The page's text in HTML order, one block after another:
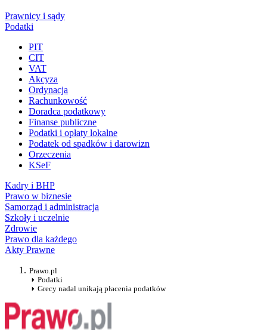
Prawnicy i sądy
Podatki
PIT
CIT
VAT
Akcyza
Ordynacja
Rachunkowość
Doradca podatkowy
Finanse publiczne
Podatki i opłaty lokalne
Podatek od spadków i darowizn
Orzeczenia
KSeF
Kadry i BHP
Prawo w biznesie
Samorząd i administracja
Szkoły i uczelnie
Zdrowie
Prawo dla każdego
Akty Prawne
Prawo.pl
Podatki
Grecy nadal unikają płacenia podatków